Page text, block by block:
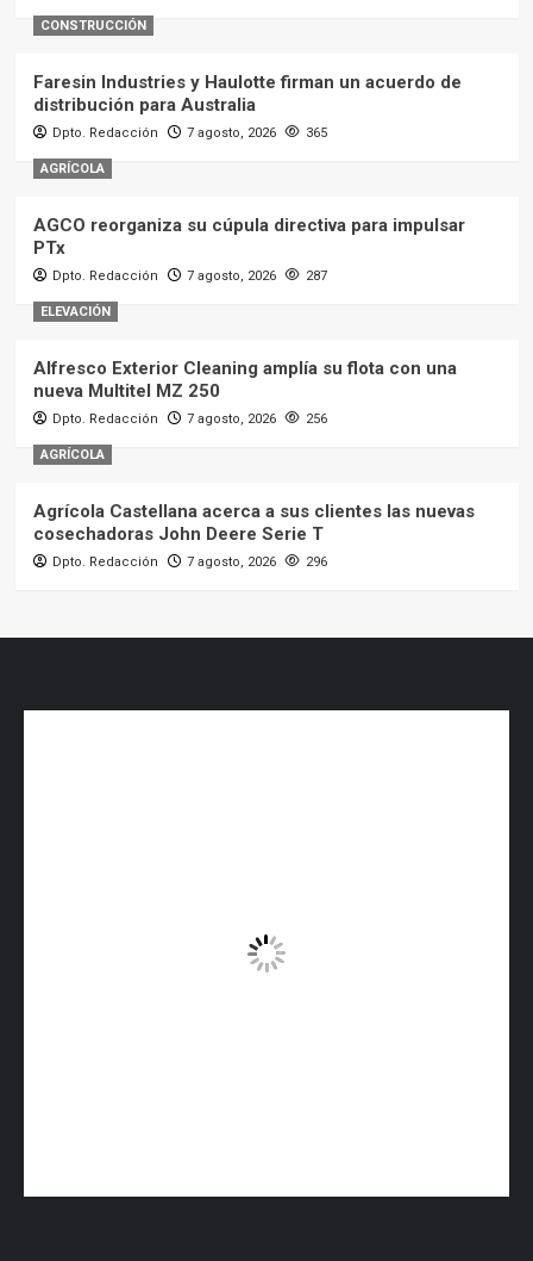
CONSTRUCCIÓN
Faresin Industries y Haulotte firman un acuerdo de
distribución para Australia
Dpto. Redacción 7 agosto, 2026 365
AGRÍCOLA
AGCO reorganiza su cúpula directiva para impulsar
PTx
Dpto. Redacción 7 agosto, 2026 287
ELEVACIÓN
Alfresco Exterior Cleaning amplía su flota con una
nueva Multitel MZ 250
Dpto. Redacción 7 agosto, 2026 256
AGRÍCOLA
Agrícola Castellana acerca a sus clientes las nuevas
cosechadoras John Deere Serie T
Dpto. Redacción 7 agosto, 2026 296